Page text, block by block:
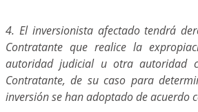
4. El inversionista afectado tendrá
Contratante que realice la
autoridad judicial u otra autoridad
Contratante, de su caso para
inversión se han adoptado de acuerdo